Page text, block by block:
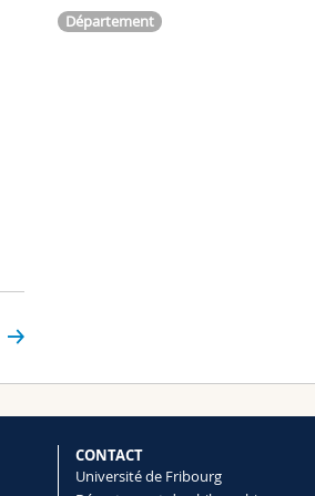
Département
CONTACT
Université de Fribourg